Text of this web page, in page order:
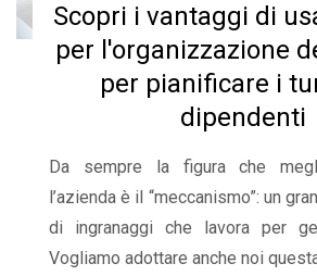
Scopri i vantaggi di
per l'organizzazione
per pianificare i
dipendenti
Da sempre la figura che
l’azienda è il “meccanismo”: un
di ingranaggi che lavora per
Vogliamo adottare anche noi